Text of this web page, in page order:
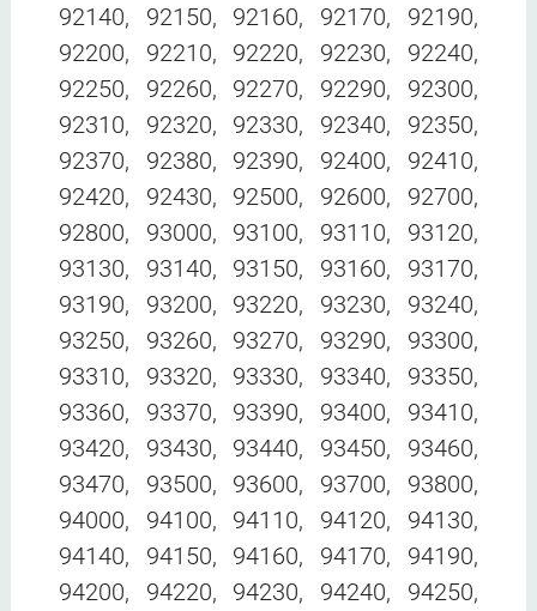
92140, 92150, 92160, 92170, 92190,
92200, 92210, 92220, 92230, 92240,
92250, 92260, 92270, 92290, 92300,
92310, 92320, 92330, 92340, 92350,
92370, 92380, 92390, 92400, 92410,
92420, 92430, 92500, 92600, 92700,
92800, 93000, 93100, 93110, 93120,
93130, 93140, 93150, 93160, 93170,
93190, 93200, 93220, 93230, 93240,
93250, 93260, 93270, 93290, 93300,
93310, 93320, 93330, 93340, 93350,
93360, 93370, 93390, 93400, 93410,
93420, 93430, 93440, 93450, 93460,
93470, 93500, 93600, 93700, 93800,
94000, 94100, 94110, 94120, 94130,
94140, 94150, 94160, 94170, 94190,
94200, 94220, 94230, 94240, 94250,